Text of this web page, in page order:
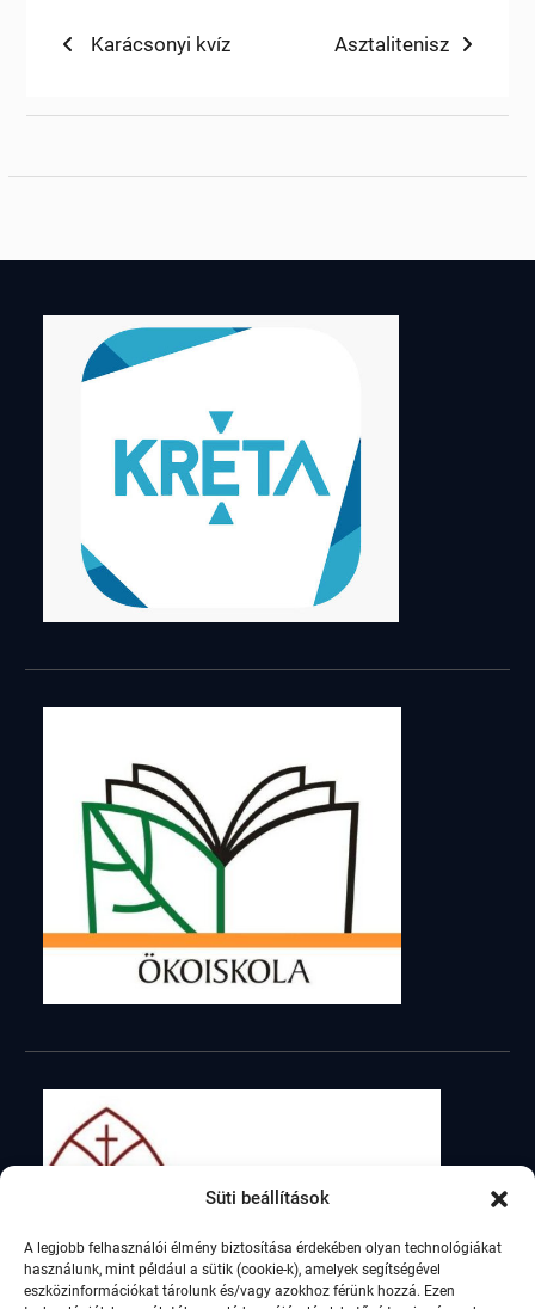
Süti beállítások
A legjobb felhasználói élmény biztosítása érdekében olyan technológiákat
használunk, mint például a sütik (cookie-k), amelyek segítségével
eszközinformációkat tárolunk és/vagy azokhoz férünk hozzá. Ezen
Bejegyzés
Previous
Karácsonyi kvíz
Next
Asztalitenisz